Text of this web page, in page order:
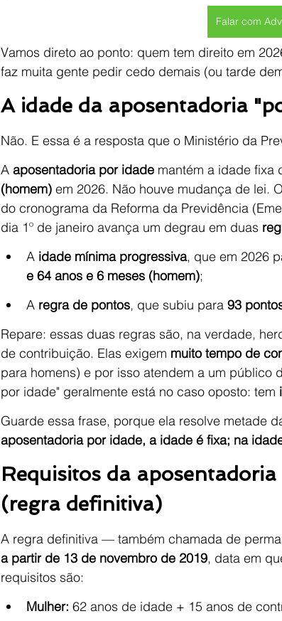
Falar com
Vamos direto ao ponto: quem tem direito em
faz muita gente pedir cedo demais (ou tarde
A idade da aposentadoria
Não. E essa é a resposta que o Ministério da
A aposentadoria por idade mantém a idade fixa
(homem) em 2026. Não houve mudança de lei.
do cronograma da Reforma da Previdência
dia 1º de janeiro avança um degrau em duas
A idade mínima progressiva, que em 2026
e 64 anos e 6 meses (homem);
A regra de pontos, que subiu para 93
Repare: essas duas regras são, na verdade,
de contribuição. Elas exigem muito tempo de
para homens) e por isso atendem a um público
por idade" geralmente está no caso oposto: tem
Guarde essa frase, porque ela resolve metade
aposentadoria por idade, a idade é fixa; na
Requisitos da
(regra definitiva)
A regra definitiva — também chamada de
a partir de 13 de novembro de 2019, data em
requisitos são:
Mulher: 62 anos de idade + 15 anos de